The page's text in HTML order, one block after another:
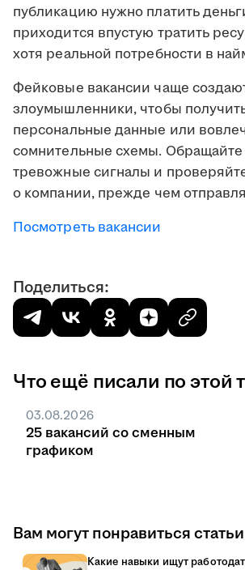
публикацию нужно платить
приходится впустую тратить
хотя реальной потребности в
Фейковые вакансии чаще
злоумышленники, чтобы
персональные данные или
сомнительные схемы.
тревожные сигналы и
о компании, прежде чем
Посмотреть вакансии
Поделиться:
Что ещё писали по этой
03.08.2026
25 вакансий со сменным
графиком
Вам могут понравиться
Какие навыки ищут